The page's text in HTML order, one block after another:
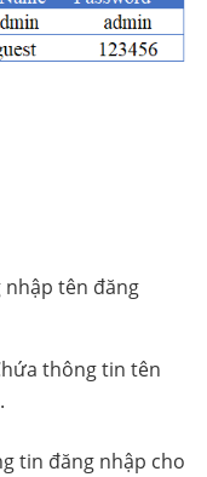
tên đăng
thông tin tên
tin đăng nhập cho